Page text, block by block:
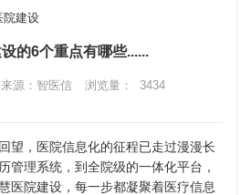
院建设
的6个重点有哪些......
来源：智医信 浏览量：
3434
望，医院信息化的征程已走过漫漫长
管理系统，到全院级的一体化平台，
医院建设，每一步都凝聚着医疗信息